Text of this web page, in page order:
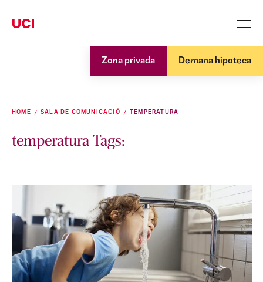
Zona privada Demana hipoteca
HOME SALA DE COMUNICACIÓ TEMPERATURA
temperatura Tags: